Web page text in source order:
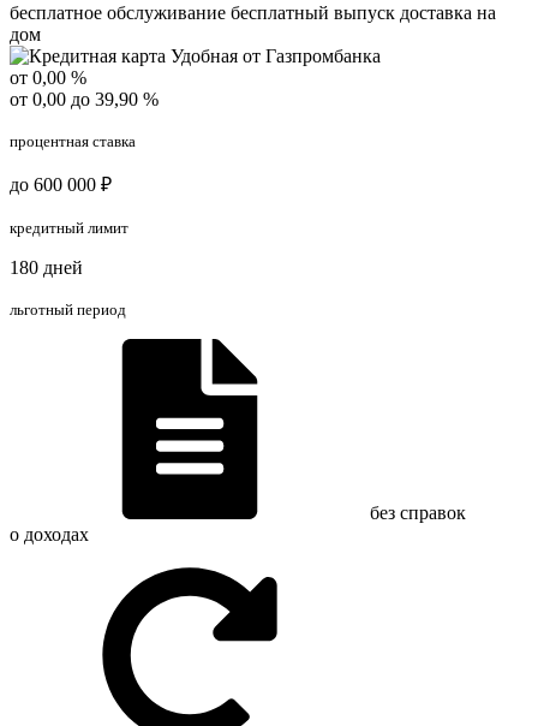
бесплатное обслуживание бесплатный выпуск доставка на
дом
от 0,00 %
от 0,00 до 39,90 %
процентная ставка
до 600 000 ₽
кредитный лимит
180 дней
льготный период
без справок
о доходах